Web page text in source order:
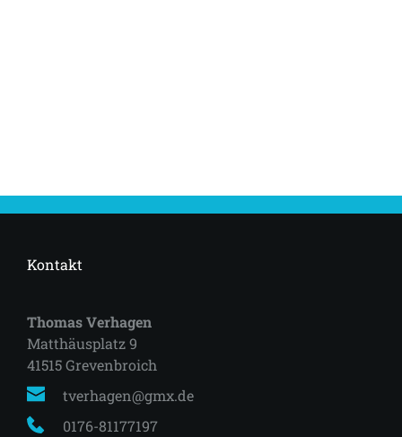
Kontakt
Thomas Verhagen
Matthäusplatz 9
41515 Grevenbroich
tverhagen@gmx.de
0176-81177197